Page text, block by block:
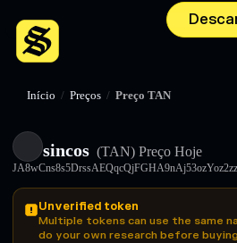
Início / Preços / Preço TAN
sincos (TAN) Preço Hoje
Unverified token
Multiple tokens can use the same
do your own research before